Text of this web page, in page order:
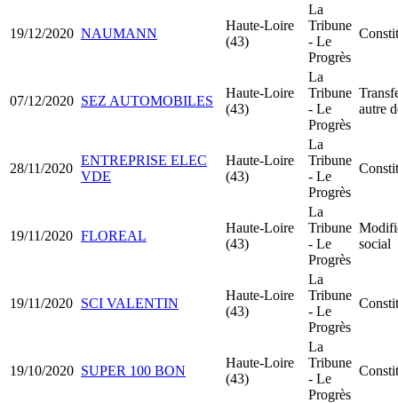
19/12/2020 NAUMANN
Haute-Loire
(43)
La
Tribune
- Le
Progrès
07/12/2020 SEZ AUTOMOBILES
Haute-Loire
(43)
La
Tribune
- Le
Progrès
autre
28/11/2020
ENTREPRISE ELEC
VDE
Haute-Loire
(43)
La
Tribune
- Le
Progrès
19/11/2020 FLOREAL
Haute-Loire
(43)
La
Tribune
- Le
Progrès
social
19/11/2020 SCI VALENTIN
Haute-Loire
(43)
La
Tribune
- Le
Progrès
19/10/2020 SUPER 100 BON
Haute-Loire
(43)
La
Tribune
- Le
Progrès